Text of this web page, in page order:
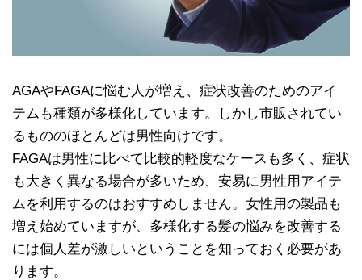
AGAやFAGAに悩む人が増え、症状改善のためのアイ
テムも種類が多様化しています。しかし市販されてい
るもののほとんどは男性向けです。
FAGAは男性に比べて比較的軽度なケースも多く、症状
も大きく異なる場合が多いため、安易に男性用アイテ
ムを利用するのはおすすめしません。女性用の製品も
増え始めていますが、多様化する髪の悩みを改善する
には個人差が激しいということを知っておく必要があ
ります。